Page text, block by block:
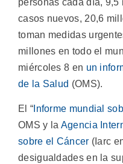
casos nuevos, 20,6
toman medidas
millones en todo el
miércoles 8 en un
de la Salud (OMS).
El “ Informe mundial
OMS y la Agencia
sobre el Cáncer (Iarc
desigualdades en la